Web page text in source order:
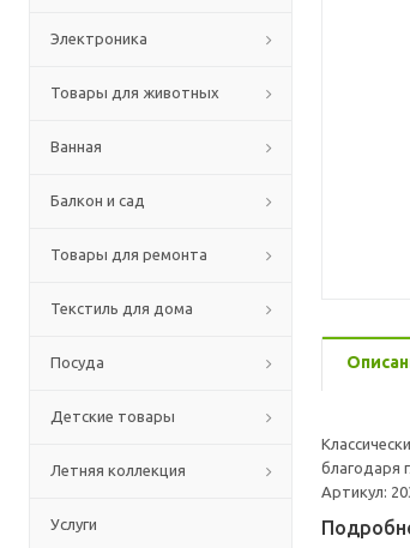
Электроника
Товары для животных
Ванная
Балкон и сад
Товары для ремонта
Текстиль для дома
Посуда
Детские товары
Летняя коллекция
Услуги
благодаря
Артикул: